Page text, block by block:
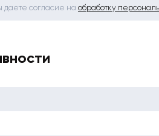
даете согласие на обработку